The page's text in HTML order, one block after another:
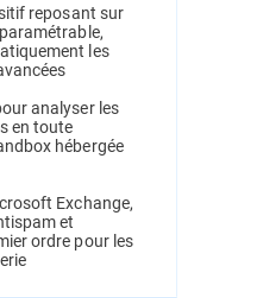
reposant sur
les
analyser les
en toute
hébergée
Exchange,
et
ordre pour les